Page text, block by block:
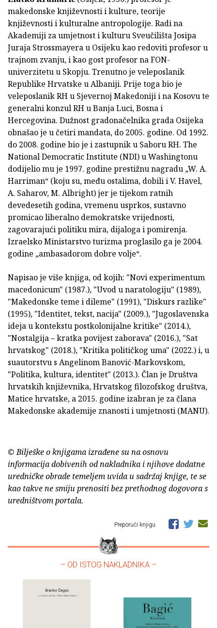
makedonske književnosti i kulture, teorije
književnosti i kulturalne antropologije. Radi na
Akademiji za umjetnost i kulturu Sveučilišta Josipa
Juraja Strossmayera u Osijeku kao redoviti profesor u
trajnom zvanju, i kao gost profesor na FON-
univerzitetu u Skopju. Trenutno je veleposlanik
Republike Hrvatske u Albaniji. Prije toga bio je
veleposlanik RH u Sjevernoj Makedoniji i na Kosovu te
generalni konzul RH u Banja Luci, Bosna i
Hercegovina. Dužnost gradonačelnika grada Osijeka
obnašao je u četiri mandata, do 2005. godine. Od 1992.
do 2008. godine bio je i zastupnik u Saboru RH. The
National Democratic Institute (NDI) u Washingtonu
dodijelio mu je 1997. godine prestižnu nagradu „W. A.
Harriman“ (koju su, među ostalima, dobili i V. Havel,
A. Saharov, M. Albright) jer je tijekom ratnih
devedesetih godina, vremenu usprkos, sustavno
promicao liberalno demokratske vrijednosti,
zagovarajući politiku mira, dijaloga i pomirenja.
Izraelsko Ministarstvo turizma proglasilo ga je 2004.
godine „ambasadorom dobre volje“.
Napisao je više knjiga, od kojih: "Novi experimentum
macedonicum" (1987.), "Uvod u naratologiju" (1989),
"Makedonske teme i dileme" (1991), "Diskurs razlike"
(1995), "Identitet, tekst, nacija" (2009.), "Jugoslavenska
ideja u kontekstu postkolonijalne kritike" (2014.),
"Nostalgija – kratka povijest zaborava" (2016.), "Sat
hrvatskog" (2018.), "Kritika političkog uma" (2022.) i, u
suautorstvu s Angelinom Banović-Markovskom,
"Politika, kultura, identitet" (2013.). Član je Društva
hrvatskih književnika, Hrvatskog filozofskog društva,
Matice hrvatske, a 2015. godine izabran je za člana
Makedonske akademije znanosti i umjetnosti (MANU).
© Bilješke o knjigama izrađene su na osnovu
informacija dobivenih od nakladnika i njihove dodatne
uredničke obrade temeljem uvida u sadržaj knjige, te se
kao takve ne smiju prenositi bez prethodnog dogovora s
uredništvom portala.
Preporuči knjigu
– OD ISTOG NAKLADNIKA –